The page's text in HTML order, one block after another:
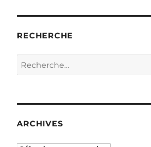
RECHERCHE
Recherche
pour :
ARCHIVES